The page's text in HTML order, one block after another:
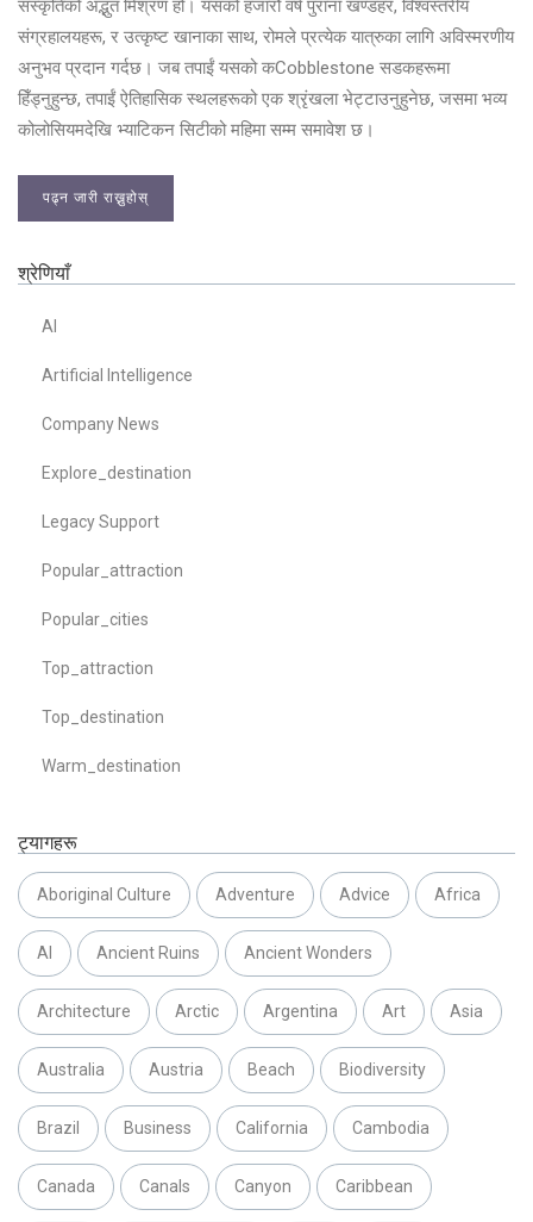
संस्कृतिको अद्भुत मिश्रण हो। यसको हजारौं वर्ष पुराना खण्डहर, विश्वस्तरीय
संग्रहालयहरू, र उत्कृष्ट खानाका साथ, रोमले प्रत्येक यात्रुका लागि अविस्मरणीय
अनुभव प्रदान गर्दछ। जब तपाईं यसको कCobblestone सडकहरूमा
हिँड्नुहुन्छ, तपाईं ऐतिहासिक स्थलहरूको एक श्रृंखला भेट्टाउनुहुनेछ, जसमा भव्य
कोलोसियमदेखि भ्याटिकन सिटीको महिमा सम्म समावेश छ।
पढ्न जारी राख्नुहोस्
श्रेणियाँ
AI
Artificial Intelligence
Company News
Explore_destination
Legacy Support
Popular_attraction
Popular_cities
Top_attraction
Top_destination
Warm_destination
ट्यागहरू
Aboriginal Culture Adventure Advice Africa
AI Ancient Ruins Ancient Wonders
Architecture Arctic Argentina Art Asia
Australia Austria Beach Biodiversity
Brazil Business California Cambodia
Canada Canals Canyon Caribbean